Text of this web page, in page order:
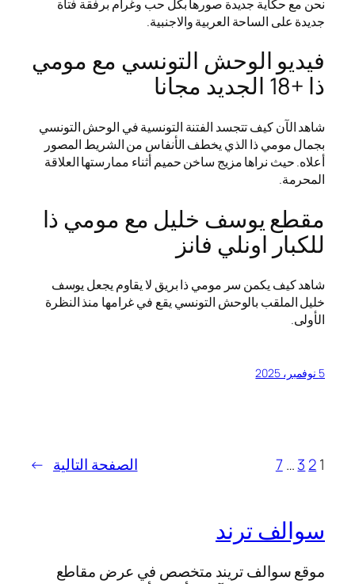
نحن مع حكاية جديدة صورها بكل حب وغرام برفقة فتاة
جديدة على الساحة العربية والاجنبية.
فيديو الوحش التونسي مع مومي
ذا +18 الجديد مجانا
شاهد الآن كيف تتجسد الفتنة التونسية في الوحش التونسي
بجمال مومي ذا الذي يخطف الأنفاس من الشريط المصور
أعلاه. حيث نراها مزيج ساخن حميم أثناء ممارستها العلاقة
المحرمة.
مقطع يوسف خليل مع مومي ذا
للكبار اونلي فانز
شاهد كيف يكمن سر مومي ذا بريق لا يقاوم يجعل يوسف
خليل الملقب بالوحش التونسي يقع في غرامها منذ النظرة
الأولى.
5 نوفمبر، 2025
1
2
3
…
7 الصفحة التالية →
سوالف ترند
موقع سوالف تريند متخصص في عرض مقاطع